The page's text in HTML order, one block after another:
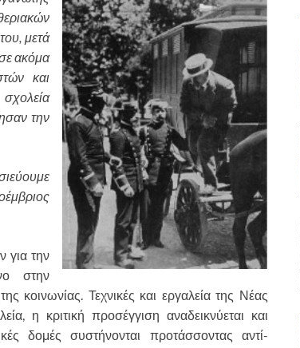
μετά
ακόμα
και
την
για την
στην
κοινωνίας. Τεχνικές και εργαλεία της Νέας
η κριτική προσέγγιση αναδεικνύεται και
δομές συστήνονται προτάσσοντας αντί-